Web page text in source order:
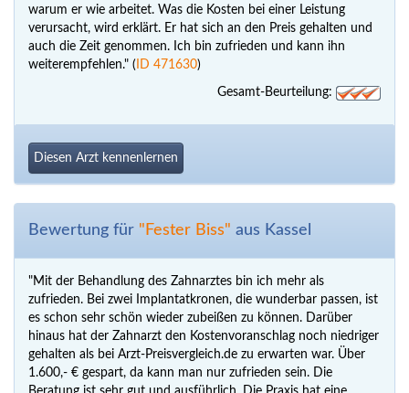
warum er wie arbeitet. Was die Kosten bei einer Leistung
verursacht, wird erklärt. Er hat sich an den Preis gehalten und
auch die Zeit genommen. Ich bin zufrieden und kann ihn
weiterempfehlen." ( ID 471630)
Gesamt-Beurteilung:
Diesen Arzt kennenlernen
Bewertung für "Fester Biss" aus Kassel
"Mit der Behandlung des Zahnarztes bin ich mehr als
zufrieden. Bei zwei Implantatkronen, die wunderbar passen, ist
es schon sehr schön wieder zubeißen zu können. Darüber
hinaus hat der Zahnarzt den Kostenvoranschlag noch niedriger
gehalten als bei Arzt-Preisvergleich.de zu erwarten war. Über
1.600,- € gespart, da kann man nur zufrieden sein. Die